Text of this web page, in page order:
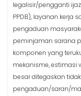
legalisir/pengganti
PPDB), layanan kerja
pengaduan
peminjaman sarana
komponen yang
mekanisme, estimasi
besar ditegaskan
pengaduan/saran/